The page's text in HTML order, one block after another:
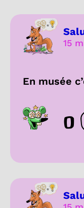
15
En musée
0